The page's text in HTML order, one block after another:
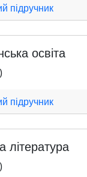
підручник
освіта
підручник
література